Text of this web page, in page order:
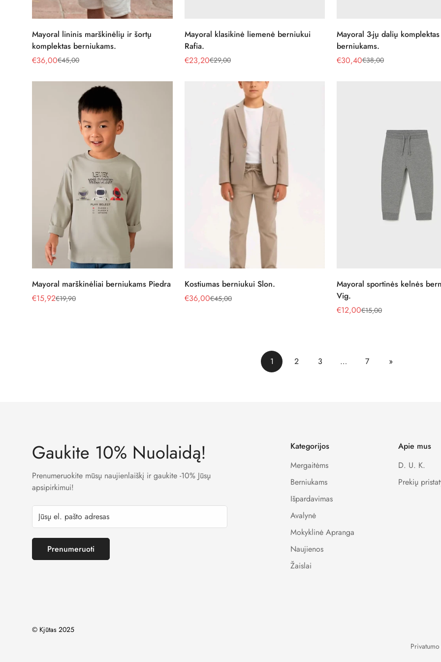
Pasirinkite parinktis
Mayoral lininis marškinėlių ir šortų
komplektas berniukams.
Pardavimo
€36,00
Reguliari€45,00
Pasirinkite parinktis
Mayoral klasikinė liemenė berniukui
Rafia.
Pardavimo
€23,20
Reguliari€29,00
Pasirinkite parinktis
Mayoral 3-jų dalių komplektas
berniukams.
Pardavimo
€30,40
Reguliari€38,00
Pasirinkite parinktis
Mayoral marškinėliai berniukams Piedra
Pardavimo
€15,92
Reguliari€19,90
Pasirinkite parinktis
Kostiumas berniukui Slon.
Pardavimo
€36,00
Reguliari€45,00
Pasirinkite parinktis
Mayoral sportinės kelnės
Vig.
Pardavimo
€12,00
Reguliari€15,00
1 2 3 … 7 »
Gaukite 10% Nuolaidą!
Prenumeruokite mūsų naujienlaiškį ir gaukite -10% Jūsų
apsipirkimui!
Prenumeruoti
Kategorijos
Mergaitėms
Berniukams
Išpardavimas
Avalynė
Mokyklinė Apranga
Naujienos
Žaislai
Apie mus
D. U. K.
Prekių
© Kjūtas 2025